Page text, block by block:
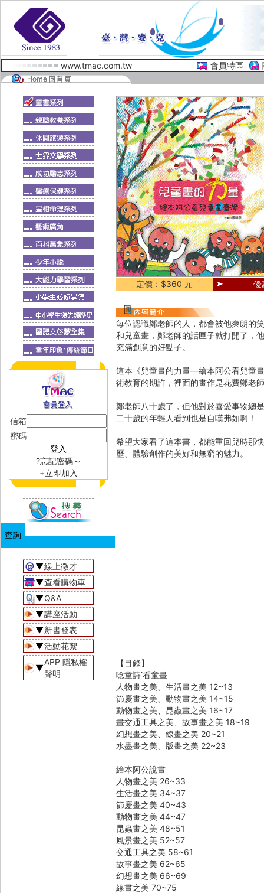
www.tmac.com.tw 會員特區
信箱
密碼
?忘記密碼～
+立即加入
▼線上徵才
▼查看購物車
▼Q&A
▼講座活動
▼新書發表
▼活動花絮
▼
APP 隱私權
聲明
定價：$360 元 優
每位認識鄭老師的人，都會被他爽朗的
和兒童畫，鄭老師的話匣子就打開了，
充滿創意的好點子。
這本《兒童畫的力量―繪本阿公看兒童
術教育的期許，裡面的畫作是花費鄭老
鄭老師八十歲了，但他對於喜愛事物總
二十歲的年輕人看到也是自嘆弗如啊！
希望大家看了這本書，都能重回兒時那
歷、體驗創作的美好和無窮的魅力。
【目錄】
唸童詩˙看童畫
人物畫之美、生活畫之美 12~13
節慶畫之美、動物畫之美 14~15
動物畫之美、昆蟲畫之美 16~17
畫交通工具之美、故事畫之美 18~19
幻想畫之美、線畫之美 20~21
水墨畫之美、版畫之美 22~23
繪本阿公說畫
人物畫之美 26~33
生活畫之美 34~37
節慶畫之美 40~43
動物畫之美 44~47
昆蟲畫之美 48~51
風景畫之美 52~57
交通工具之美 58~61
故事畫之美 62~65
幻想畫之美 66~69
線畫之美 70~75